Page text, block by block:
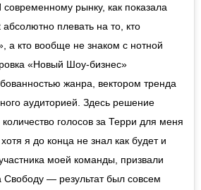
рынку, как показала
плевать на то, кто
а кто вообще не знаком с нотной
«Новый Шоу-бизнес»
жанра, вектором тренда
аудиторией. Здесь решение
голосов за Терри для меня
я до конца не знал как будет и
моей команды, призвали
Свободу — результат был совсем